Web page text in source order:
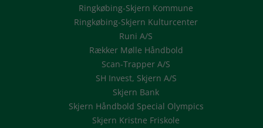
Ringkøbing-Skjern Kommune
Ringkøbing-Skjern Kulturcenter
Runi A/S
Rækker Mølle Håndbold
Scan-Trapper A/S
SH Invest, Skjern A/S
Skjern Bank
Skjern Håndbold Special Olympics
Skjern Kristne Friskole